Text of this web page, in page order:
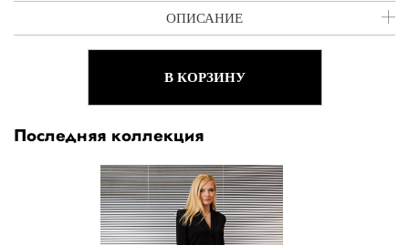
ОПИСАНИЕ
В КОРЗИНУ
Последняя коллекция